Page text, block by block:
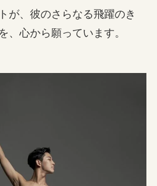
が、彼のさらなる飛躍のき
、心から願っています。